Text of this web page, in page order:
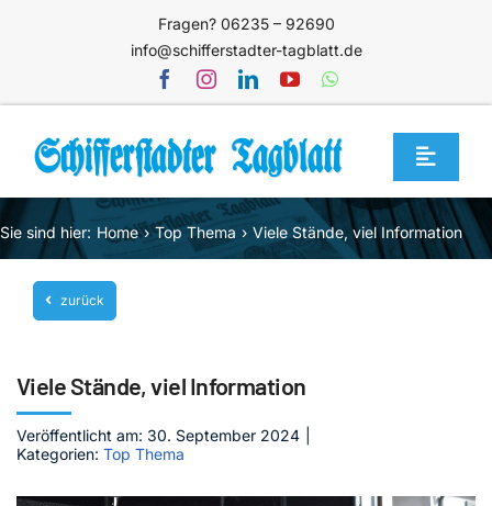
Fragen? 06235 – 92690
info@schifferstadter-tagblatt.de
Toggle
Home
Themen
Blog
Service
Mediathek
Sie sind hier: Home Top Thema Viele Stände, viel Information
zurück
Viele Stände, viel Information
Veröffentlicht am: 30. September 2024
Kategorien: Top Thema